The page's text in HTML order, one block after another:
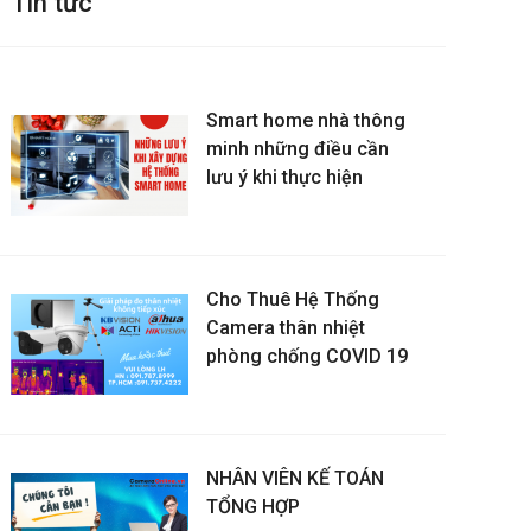
Smart home nhà thông
minh những điều cần
lưu ý khi thực hiện
Cho Thuê Hệ Thống
Camera thân nhiệt
phòng chống COVID 19
NHÂN VIÊN KẾ TOÁN
TỔNG HỢP